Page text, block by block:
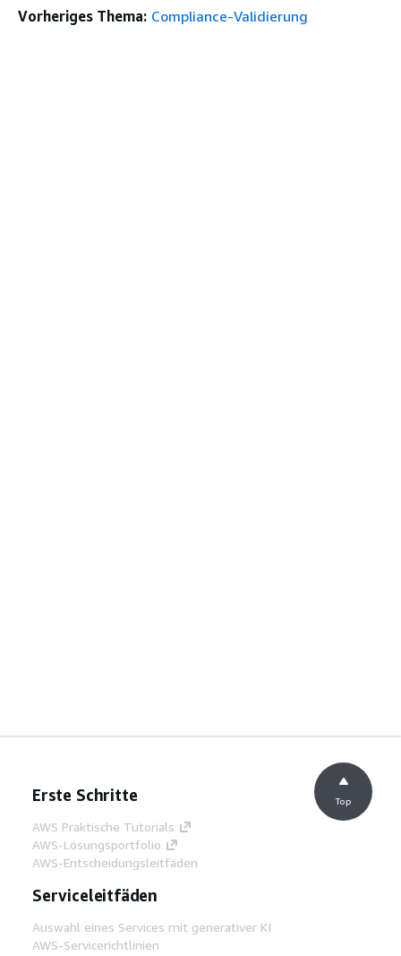
Vorheriges Thema: Compliance-Validierung
Erste Schritte
AWS Praktische Tutorials
AWS-Lösungsportfolio
AWS-Entscheidungsleitfäden
Serviceleitfäden
Auswahl eines Services mit generativer KI
AWS-Servicerichtlinien
Top